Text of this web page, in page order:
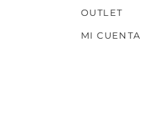
OUTLET
MI CUENTA